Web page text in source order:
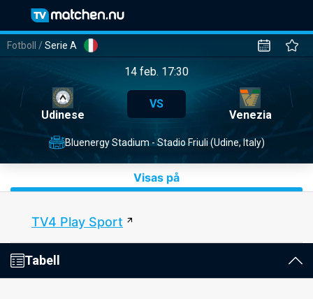
Fotboll /Serie A
14 feb. 17:30
Udinese
VS
Venezia
Bluenergy Stadium - Stadio Friuli (Udine, Italy)
Visas på
TV4 Play Sport
Tabell